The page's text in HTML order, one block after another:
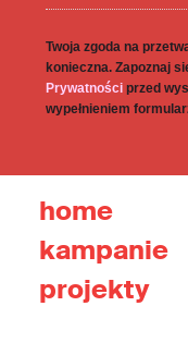
Twoja zgoda na
konieczna. Zapoznaj
Prywatności przed
wypełnieniem
home
kampanie
projekty